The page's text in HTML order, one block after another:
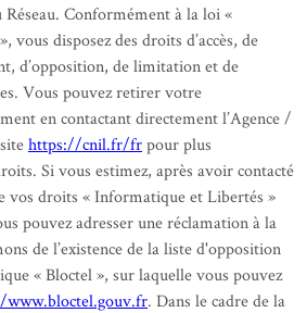
Réseau. Conformément à la loi «
disposez des droits d’accès, de
d’opposition, de limitation et de
Vous pouvez retirer votre
en contactant directement l’Agence /
https://cnil.fr/frpour plus
Si vous estimez, après avoir contacté
vos droits « Informatique et Libertés »
pouvez adresser une réclamation à la
de l’existence de la liste d'opposition
« Bloctel », sur laquelle vous pouvez
. Dans le cadre de la